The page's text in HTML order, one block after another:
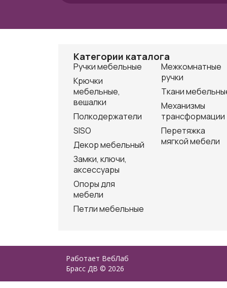
Категории каталога
Ручки мебельные
Крючки
мебельные,
вешалки
Полкодержатели
SISO
Декор мебельный
Замки, ключи,
аксессуары
Опоры для
мебели
Петли мебельные
Межкомнатные
ручки
Ткани
Механизмы
трансформации
Перетяжка
мягкой мебели
Работает ВебЛаб
Брасс ДВ © 2026